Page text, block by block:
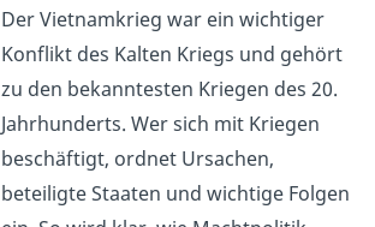
Der Vietnamkrieg war ein wichtiger
Konflikt des Kalten Kriegs und gehört
zu den bekanntesten Kriegen des 20.
Jahrhunderts. Wer sich mit Kriegen
beschäftigt, ordnet Ursachen,
beteiligte Staaten und wichtige Folgen